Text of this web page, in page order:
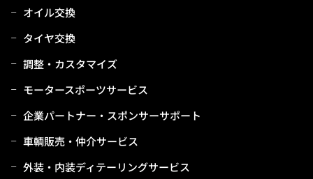
オイル交換
タイヤ交換
調整・カスタマイズ
モータースポーツサービス
企業パートナー・スポンサーサポート
⾞輌販売・仲介サービス
外装・内装ディテーリングサービス